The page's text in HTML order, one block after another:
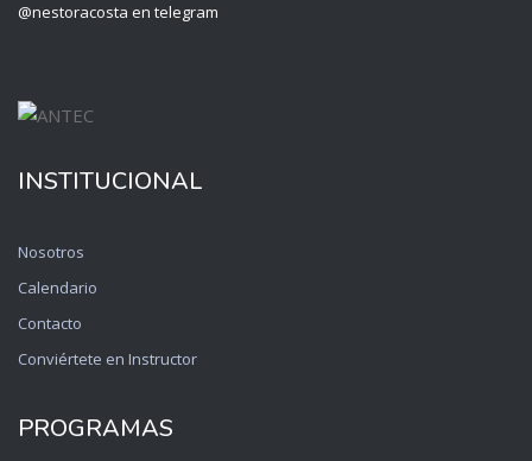
@nestoracosta en telegram
INSTITUCIONAL
Nosotros
Calendario
Contacto
Conviértete en Instructor
PROGRAMAS